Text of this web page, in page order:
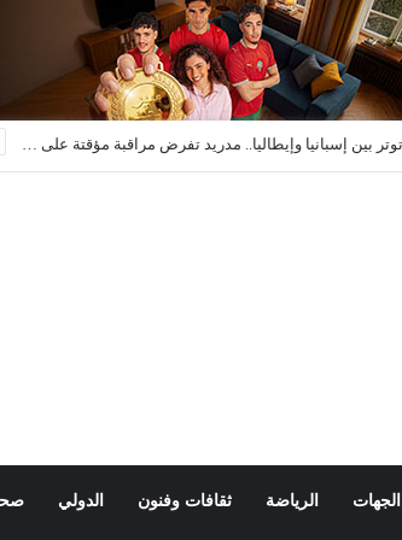
أزمة الهجرة تتسبب في توتر بين إسبانيا وإيطاليا.. مدريد تفرض مراقبة مؤقتة على حدودها
الجهات الرياضة ثقافات وفنون الدولي